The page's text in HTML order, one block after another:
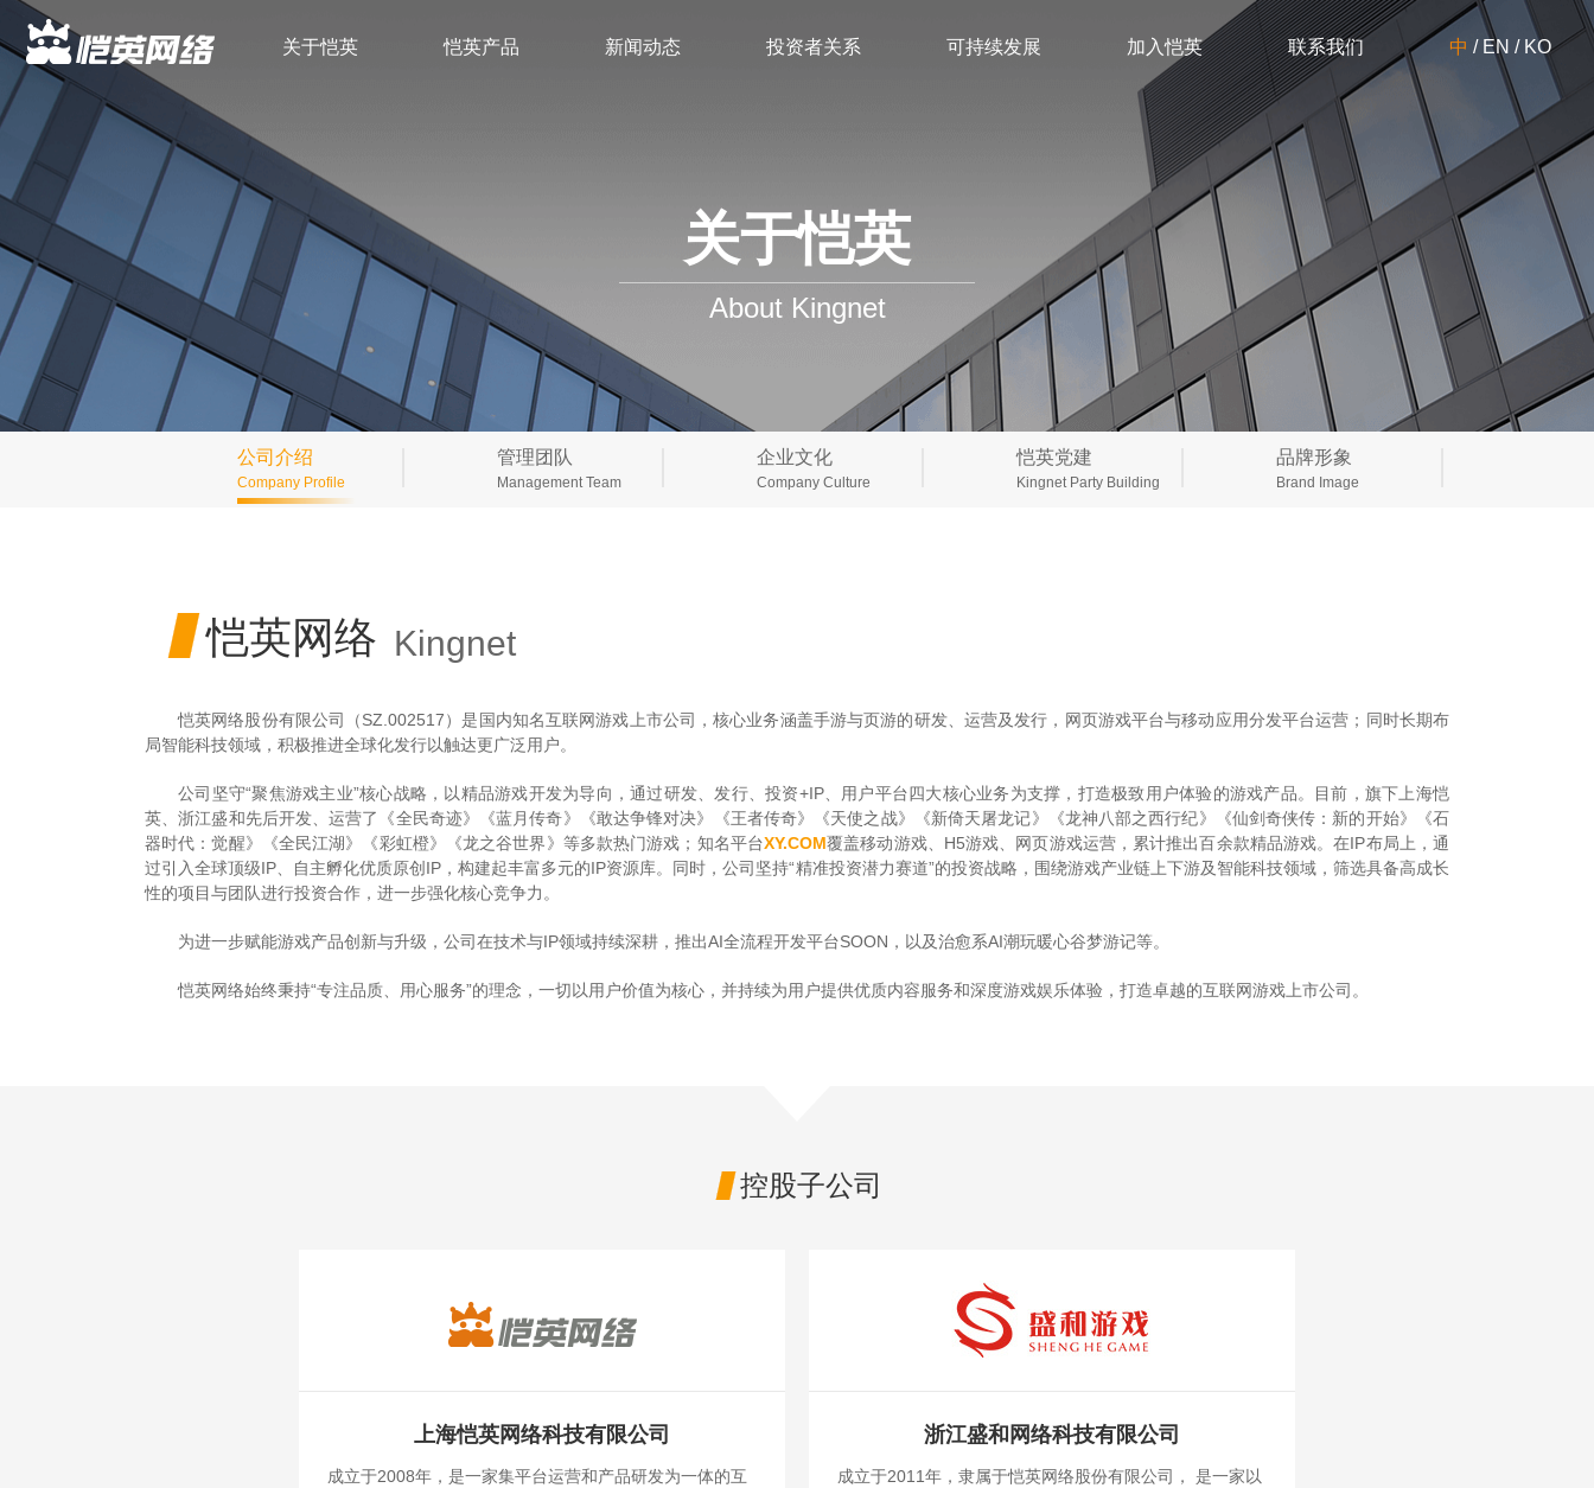
关于恺英 恺英产品 新闻动态 投资者关系 可持续发展 加入恺英 联系我们 中 / EN / KO
关于恺英
About Kingnet
公司介绍
Company Profile
管理团队
Management Team
企业文化
Company Culture
恺英党建
Kingnet Party Building
品牌形象
Brand Image
恺英网络 Kingnet
恺英网络股份有限公司（SZ.002517）是国内知名互联网游戏上市公司，核心业务涵盖手游与页游的研发、运营及发行，网页游戏平台与移动应用分发平台运营；同时长期布
局智能科技领域，积极推进全球化发行以触达更广泛用户。
公司坚守“聚焦游戏主业”核心战略，以精品游戏开发为导向，通过研发、发行、投资+IP、用户平台四大核心业务为支撑，打造极致用户体验的游戏产品。目前，旗下上海恺
英、浙江盛和先后开发、运营了《全民奇迹》《蓝月传奇》《敢达争锋对决》《王者传奇》《天使之战》《新倚天屠龙记》《龙神八部之西行纪》《仙剑奇侠传：新的开始》《石
器时代：觉醒》《全民江湖》《彩虹橙》《龙之谷世界》等多款热门游戏；知名平台XY.COM覆盖移动游戏、H5游戏、网页游戏运营，累计推出百余款精品游戏。在IP布局上，通
过引入全球顶级IP、自主孵化优质原创IP，构建起丰富多元的IP资源库。同时，公司坚持“精准投资潜力赛道”的投资战略，围绕游戏产业链上下游及智能科技领域，筛选具备高成长
性的项目与团队进行投资合作，进一步强化核心竞争力。
为进一步赋能游戏产品创新与升级，公司在技术与IP领域持续深耕，推出AI全流程开发平台SOON，以及治愈系AI潮玩暖心谷梦游记等。
恺英网络始终秉持“专注品质、用心服务”的理念，一切以用户价值为核心，并持续为用户提供优质内容服务和深度游戏娱乐体验，打造卓越的互联网游戏上市公司。
控股子公司
上海恺英网络科技有限公司
成立于2008年，是一家集平台运营和产品研发为一体的互
浙江盛和网络科技有限公司
成立于2011年，隶属于恺英网络股份有限公司， 是一家以